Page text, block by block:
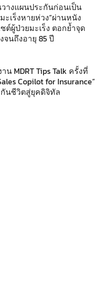
างแผนประกันก่อนเป็น
เร็งหายห่วง”ผ่านหนัง
ผู้ป่วยมะเร็ง ตอกย้ำจุด
นถึงอายุ 85 ปี
น MDRT Tips Talk ครั้งที่
Copilot for Insurance”
นชีวิตสู่ยุคดิจิทัล